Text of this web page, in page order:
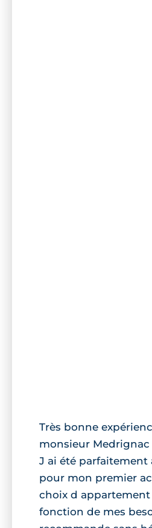
Très bonne
monsieur
J ai été parfaitement
pour mon premier
choix d
fonction de mes